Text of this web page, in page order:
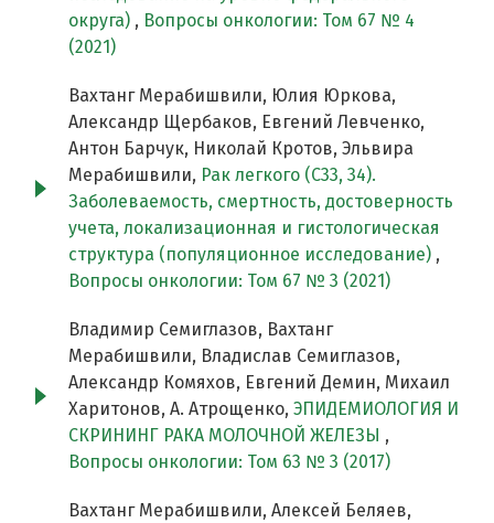
округа) , Вопросы онкологии: Том 67 № 4
(2021)
Вахтанг Мерабишвили, Юлия Юркова,
Александр Щербаков, Евгений Левченко,
Антон Барчук, Николай Кротов, Эльвира
Мерабишвили, Рак легкого (С33, 34).
Заболеваемость, смертность, достоверность
учета, локализационная и гистологическая
структура (популяционное исследование) ,
Вопросы онкологии: Том 67 № 3 (2021)
Владимир Семиглазов, Вахтанг
Мерабишвили, Владислав Семиглазов,
Александр Комяхов, Евгений Демин, Михаил
Харитонов, А. Атрощенко, ЭПИДЕМИОЛОГИЯ И
СКРИНИНГ РАКА МОЛОЧНОЙ ЖЕЛЕЗЫ ,
Вопросы онкологии: Том 63 № 3 (2017)
Вахтанг Мерабишвили, Алексей Беляев,